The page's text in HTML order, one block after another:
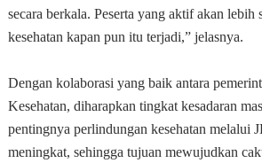
secara berkala. Peserta yang aktif akan lebih
kesehatan kapan pun itu terjadi,” jelasnya.
Dengan kolaborasi yang baik antara
Kesehatan, diharapkan tingkat kesadaran
pentingnya perlindungan kesehatan melalui
meningkat, sehingga tujuan mewujudkan